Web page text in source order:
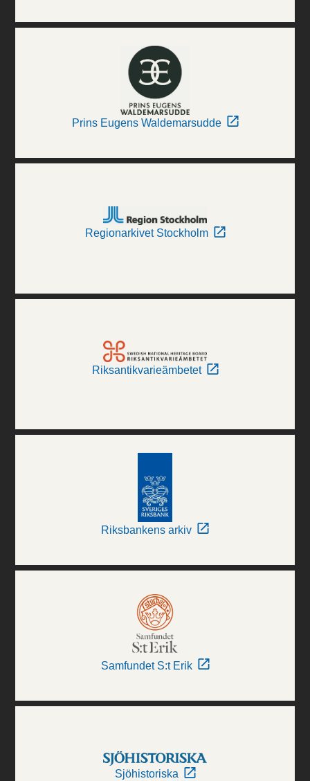
Prins Eugens Waldemarsudde
Regionarkivet Stockholm
Riksantikvarieämbetet
Riksbankens arkiv
Samfundet S:t Erik
Sjöhistoriska